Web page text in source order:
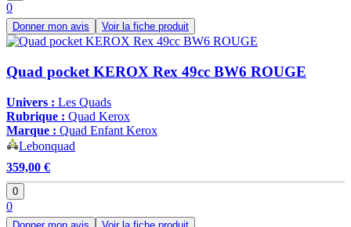
0
Donner mon avis Voir la fiche produit
Quad pocket KEROX Rex 49cc BW6 ROUGE
Univers : Les Quads
Rubrique : Quad Kerox
Marque : Quad Enfant Kerox
Lebonquad
359,00 €
0
0